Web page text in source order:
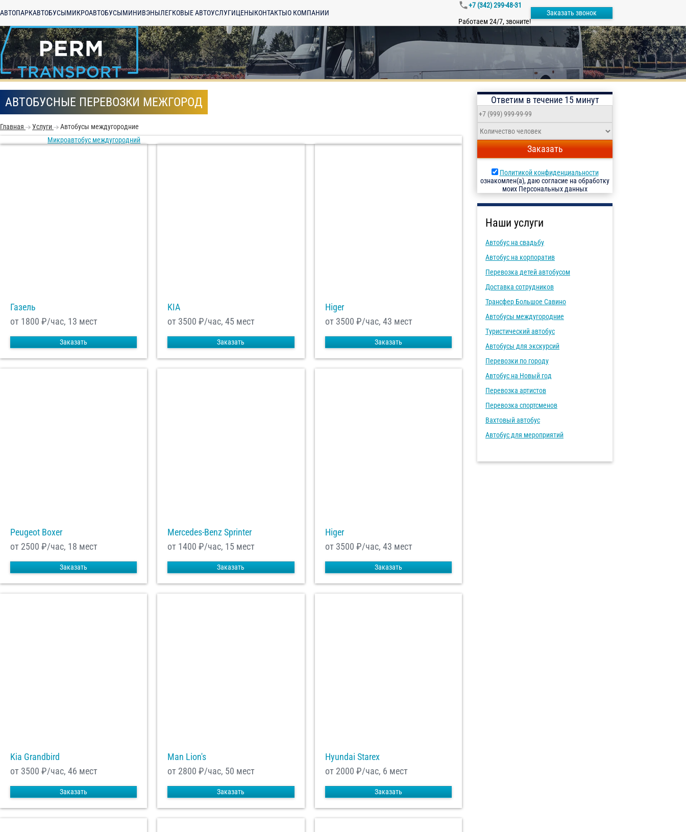
АВТОПАРКАВТОБУСЫМИКРОАВТОБУСЫМИНИВЭНЫЛЕГКОВЫЕ АВТОУСЛУГИЦЕНЫКОНТАКТЫО КОМПАНИИ
+7 (342) 299-48-31
Работаем 24/7, звоните!
Заказать звонок
АВТОБУСНЫЕ ПЕРЕВОЗКИ МЕЖГОРОД
Главная Услуги
Автобусы междугородние
Микроавтобус междугородний
Газель
от 1800 ₽/час, 13 мест
Заказать
KIA
от 3500 ₽/час, 45 мест
Заказать
Higer
от 3500 ₽/час, 43 мест
Заказать
Peugeot Boxer
от 2500 ₽/час, 18 мест
Заказать
Mercedes-Benz Sprinter
от 1400 ₽/час, 15 мест
Заказать
Higer
от 3500 ₽/час, 43 мест
Заказать
Kia Grandbird
от 3500 ₽/час, 46 мест
Заказать
Man Lion's
от 2800 ₽/час, 50 мест
Заказать
Hyundai Starex
от 2000 ₽/час, 6 мест
Заказать
Ответим в течение 15 минут
Заказать
Политикой конфиденциальности
ознакомлен(а), даю согласие на обработку
моих Персональных данных
Наши услуги
Автобус на свадьбу
Автобус на корпоратив
Перевозка детей автобусом
Доставка сотрудников
Трансфер Большое Савино
Автобусы междугородние
Туристический автобус
Автобусы для экскурсий
Перевозки по городу
Автобус на Новый год
Перевозка артистов
Перевозка спортсменов
Вахтовый автобус
Автобус для мероприятий